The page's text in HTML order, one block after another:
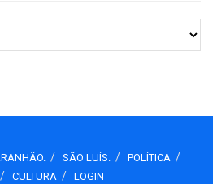
SÃO LUÍS.
POLÍTICA
CULTURA LOGIN